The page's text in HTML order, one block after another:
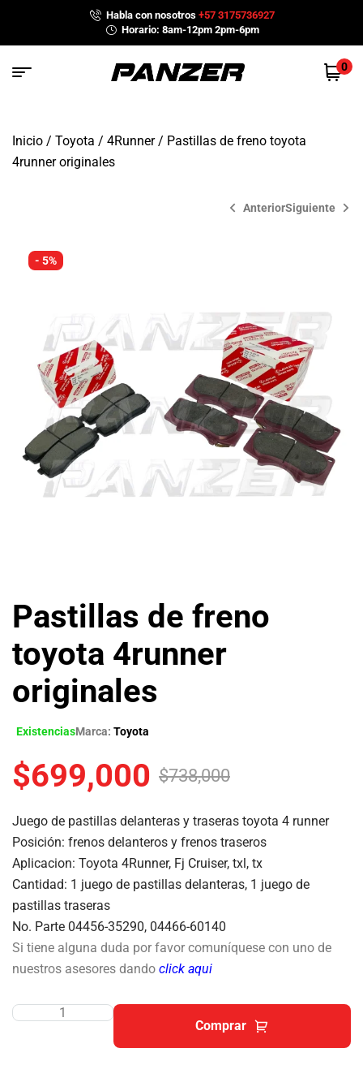
Habla con nosotros+57 3175736927
Horario: 8am-12pm 2pm-6pm
0
Inicio / Toyota / 4Runner/ Pastillas de freno toyota
4runner originales
AnteriorSiguiente
- 5%
Pastillas de freno
toyota 4runner
originales
ExistenciasMarca: Toyota
$738,000
$699,000
Juego de pastillas delanteras y traseras toyota 4 runner
Posición: frenos delanteros y frenos traseros
Aplicacion: Toyota 4Runner, Fj Cruiser, txl, tx
Cantidad: 1 juego de pastillas delanteras, 1 juego de
pastillas traseras
No. Parte 04456-35290, 04466-60140
Si tiene alguna duda por favor comuníquese con uno de
nuestros asesores dando click aqui
Comprar